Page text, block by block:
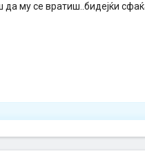
му се вратиш..бидејќи